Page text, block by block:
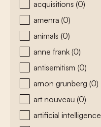
acquisitions (0)
amenra (0)
animals (0)
anne frank (0)
antisemitism (0)
arnon grunberg (0)
art nouveau (0)
artificial intelligence